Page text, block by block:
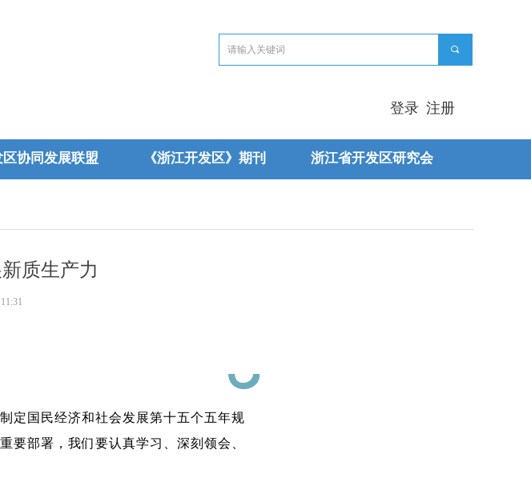
协同发展联盟 《浙江开发区》期刊 浙江省开发区研究会
끠
登录 注册
质生产力
定国民经济和社会发展第十五个五年规
要部署，我们要认真学习、深刻领会、
11:31